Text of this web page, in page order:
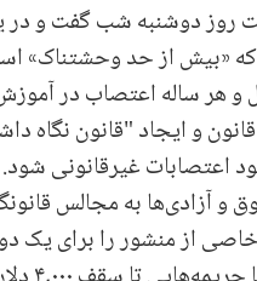
روز دوشنبه شب گفت و
که «بیش از حد
هر ساله اعتصاب در
قانون و ایجاد "قانون
اعتصابات غیرقانونی شود.
حقوق و آزادی‌ها به مجالس
از منشور را برای یک